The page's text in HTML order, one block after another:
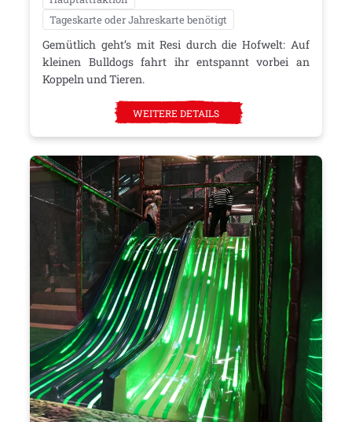
Tageskarte oder Jahreskarte benötigt
Gemütlich geht’s mit Resi durch die Hofwelt: Auf
kleinen Bulldogs fahrt ihr entspannt vorbei an
Koppeln und Tieren.
WEITERE DETAILS